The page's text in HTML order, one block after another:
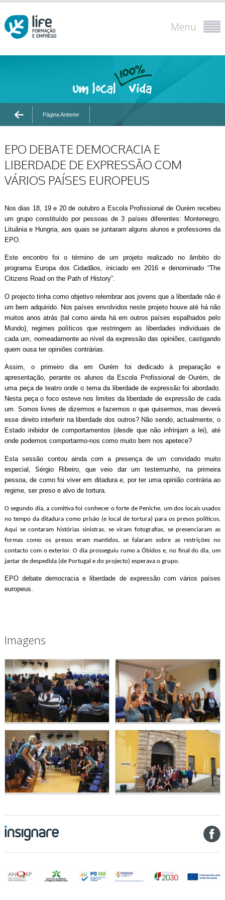
Menu
Página Anterior
EPO DEBATE DEMOCRACIA E
LIBERDADE DE EXPRESSÃO COM
VÁRIOS PAÍSES EUROPEUS
Nos dias 18, 19 e 20 de outubro a Escola Profissional de Ourém recebeu
um grupo constituído por pessoas de 3 países diferentes: Montenegro,
Lituânia e Hungria, aos quais se juntaram alguns alunos e professores da
EPO.
Este encontro foi o término de um projeto realizado no âmbito do
programa Europa dos Cidadãos, iniciado em 2016 e denominado “The
Citizens Road on the Path of History”.
O projecto tinha como objetivo relembrar aos jovens que a liberdade não é
um bem adquirido. Nos países envolvidos neste projeto houve até há não
muitos anos atrás (tal como ainda há em outros países espalhados pelo
Mundo), regimes políticos que restringem as liberdades individuais de
cada um, nomeadamente ao nível da expressão das opiniões, castigando
quem ousa ter opiniões contrárias.
Assim, o primeiro dia em Ourém foi dedicado à preparação e
apresentação, perante os alunos da Escola Profissional de Ourém, de
uma peça de teatro onde o tema da liberdade de expressão foi abordado.
Nesta peça o foco esteve nos limites da liberdade de expressão de cada
um. Somos livres de dizermos e fazermos o que quisermos, mas deverá
esse direito interferir na liberdade dos outros? Não sendo, actualmente, o
Estado inibidor de comportamentos (desde que não infrinjam a lei), até
onde podemos comportarmo-nos como muito bem nos apetece?
Esta sessão contou ainda com a presença de um convidado muito
especial, Sérgio Ribeiro, que veio dar um testemunho, na primeira
pessoa, de como foi viver em ditadura e, por ter uma opinião contrária ao
regime, ser preso e alvo de tortura.
O segundo dia, a comitiva foi conhecer o forte de Peniche, um dos locais usados
no tempo da ditadura como prisão (e local de tortura) para os presos políticos.
Aqui se contaram histórias sinistras, se viram fotografias, se presenciaram as
formas como os presos eram mantidos, se falaram sobre as restrições no
contacto com o exterior. O dia prosseguiu rumo a Óbidos e, no final do dia, um
jantar de despedida (de Portugal e do projecto) esperava o grupo.
EPO debate democracia e liberdade de expressão com vários países
europeus.
Imagens